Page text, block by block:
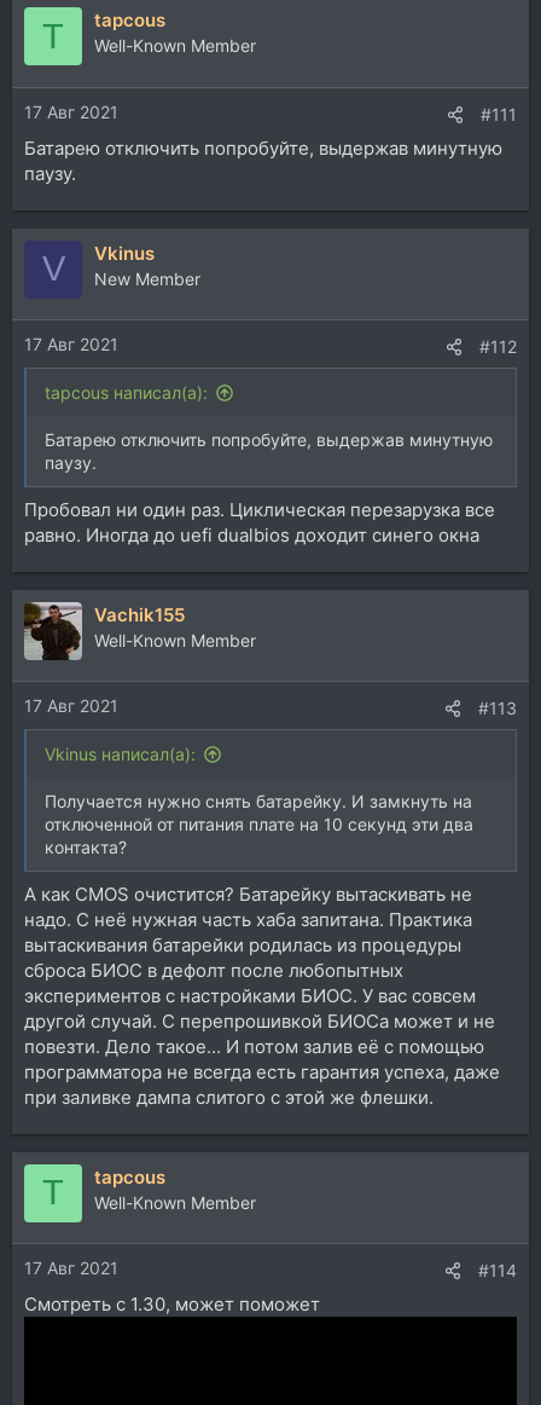
T tapcous
Well-Known Member
17 Авг 2021 #111
Батарею отключить попробуйте, выдержав минутную
паузу.
V Vkinus
New Member
17 Авг 2021 #112
tapcous написал(а):
Батарею отключить попробуйте, выдержав минутную
паузу.
Пробовал ни один раз. Циклическая перезарузка все
равно. Иногда до uefi dualbios доходит синего окна
Vachik155
Well-Known Member
17 Авг 2021 #113
Vkinus написал(а):
Получается нужно снять батарейку. И замкнуть на
отключенной от питания плате на 10 секунд эти два
контакта?
А как CMOS очистится? Батарейку вытаскивать не
надо. С неё нужная часть хаба запитана. Практика
вытаскивания батарейки родилась из процедуры
сброса БИОС в дефолт после любопытных
экспериментов с настройками БИОС. У вас совсем
другой случай. С перепрошивкой БИОСа может и не
повезти. Дело такое... И потом залив её с помощью
программатора не всегда есть гарантия успеха, даже
при заливке дампа слитого с этой же флешки.
T tapcous
Well-Known Member
17 Авг 2021 #114
Смотреть с 1.30, может поможет